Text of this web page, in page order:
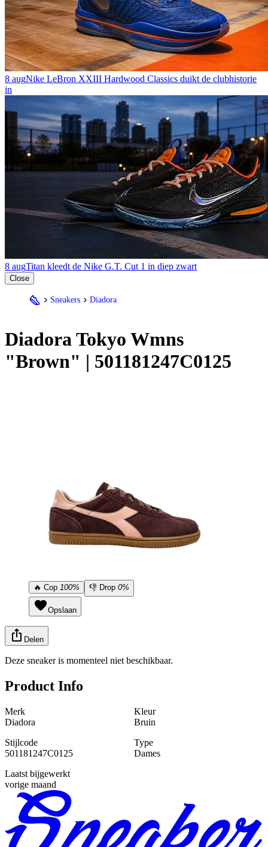
8 augNike LeBron XXIII Hardwood Classics duikt de clubhistorie
in
8 augTitan kleedt de Nike G.T. Cut 1 in diep zwart
Close
Sneakers Diadora
DiadoraTokyo Wmns
"Brown" | 501181247C0125
🔥 Cop 100% 👎 Drop 0%
Opslaan
Delen
Deze sneaker is momenteel niet beschikbaar.
Product Info
Merk
Diadora
Kleur
Bruin
Stijlcode
501181247C0125
Type
Dames
Laatst bijgewerkt
vorige maand